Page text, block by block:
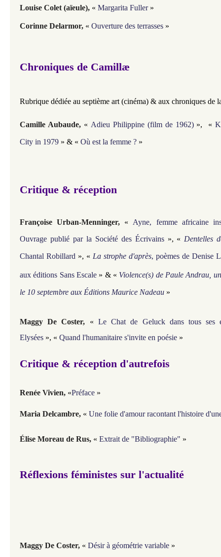
Louise Colet (aïeule), « Margarita Fuller »
Corinne Delarmor, « Ouverture des terrasses »
Chroniques de Camillæ
Rubrique dédiée au septième art (cinéma) & aux chroniques de
Camille Aubaude, « Adieu Philippine (film de 1962) », «
City in 1979 » & « Où est la femme ? »
Critique & réception
Françoise Urban-Menninger, « Ayne, femme africaine
Ouvrage publié par la Société des Écrivains», « Dentelles
Chantal Robillard », « La strophe d'après, poèmes de Denise
aux éditions Sans Escale » & « Violence(s) de Paule Andrau,
le 10 septembre aux Éditions Maurice Nadeau »
Maggy De Coster, « Le Chat de Geluck dans tous ses
Elysées », « Quand l'humanitaire s'invite en poésie »
Critique & réception d'autrefois
Renée Vivien, «Préface »
Maria Delcambre, « Une folie d'amour racontant l'histoire
Élise Moreau de Rus, « Extrait de "Bibliographie" »
Réflexions féministes sur l'actualité
Maggy De Coster, « Désir à géométrie variable »